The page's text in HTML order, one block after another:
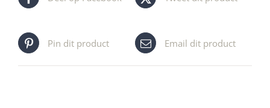
Pin dit product Email dit product